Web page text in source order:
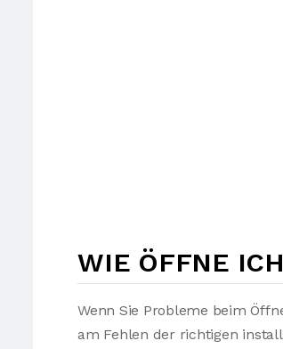
WIE ÖFFNE
Wenn Sie Probleme beim
am Fehlen der richtigen